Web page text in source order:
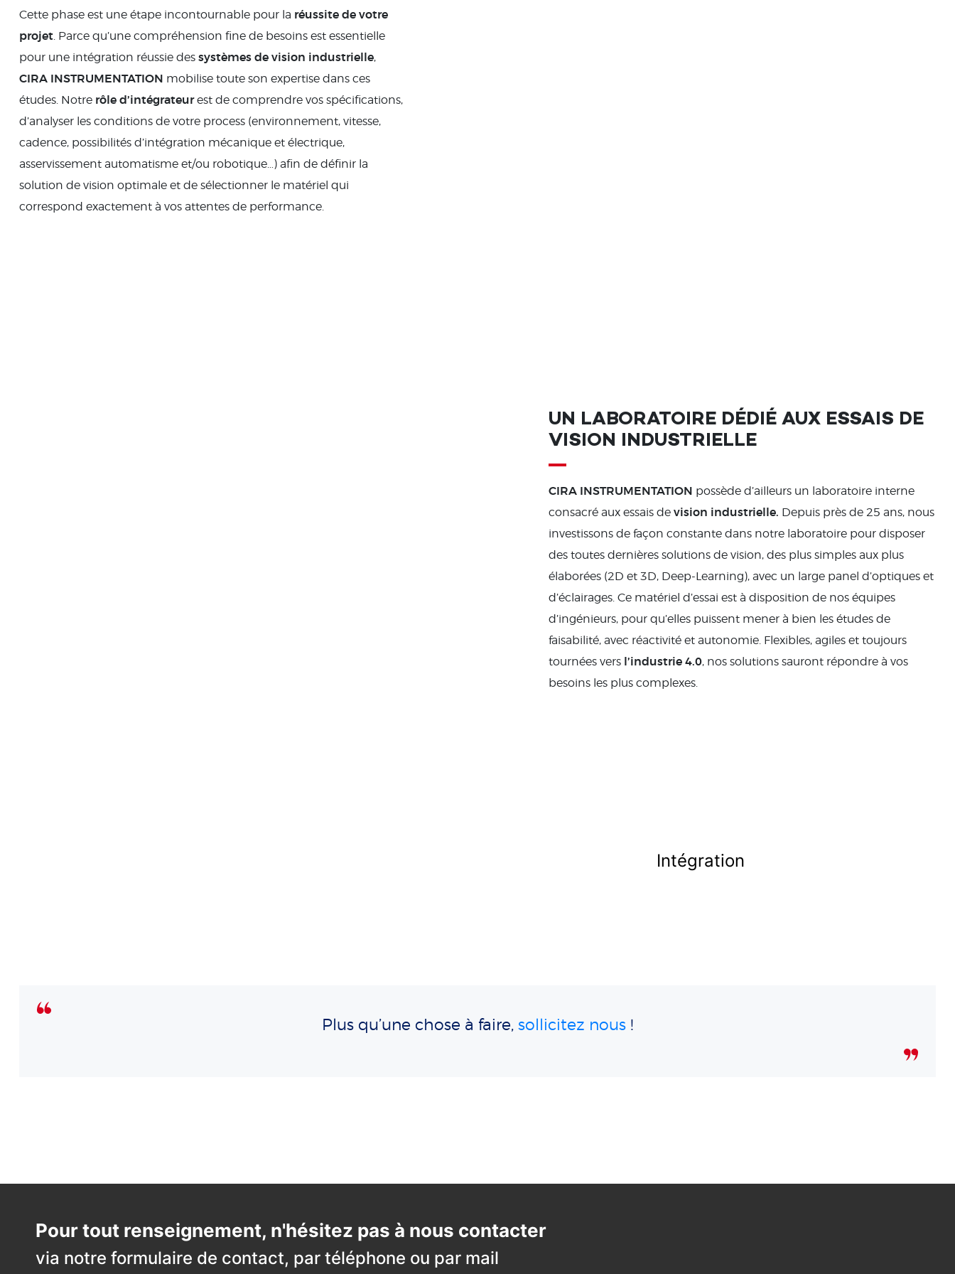
Cette phase est une étape incontournable pour la réussite de votre
projet. Parce qu’une compréhension fine de besoins est essentielle
pour une intégration réussie des systèmes de vision industrielle,
CIRA INSTRUMENTATION mobilise toute son expertise dans ces
études. Notre rôle d’intégrateurest de comprendre vos spécifications,
d’analyser les conditions de votre process (environnement, vitesse,
cadence, possibilités d’intégration mécanique et électrique,
asservissement automatisme et/ou robotique…) afin de définir la
solution de vision optimale et de sélectionner le matériel qui
correspond exactement à vos attentes de performance.
UN LABORATOIRE DÉDIÉ AUX ESSAIS DE
VISION INDUSTRIELLE
CIRA INSTRUMENTATION possède d’ailleurs un laboratoire interne
consacré aux essais de vision industrielle. Depuis près de 25 ans, nous
investissons de façon constante dans notre laboratoire pour disposer
des toutes dernières solutions de vision, des plus simples aux plus
élaborées (2D et 3D, Deep-Learning), avec un large panel d’optiques et
d’éclairages. Ce matériel d’essai est à disposition de nos équipes
d’ingénieurs, pour qu’elles puissent mener à bien les études de
faisabilité, avec réactivité et autonomie. Flexibles, agiles et toujours
tournées vers l’industrie 4.0, nos solutions sauront répondre à vos
besoins les plus complexes.
Intégration
Plus qu’une chose à faire, sollicitez nous !
Pour tout renseignement, n'hésitez pas à nous contacter
via notre formulaire de contact, par téléphone ou par mail